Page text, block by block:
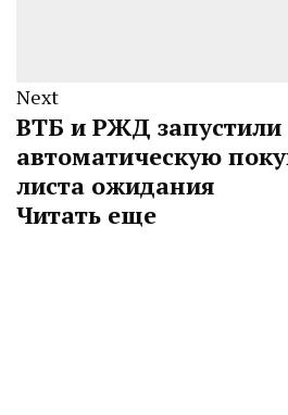
Next
ВТБ и РЖД запустили
автоматическую
листа ожидания
Читать еще